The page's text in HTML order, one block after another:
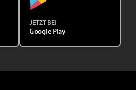
JETZT BEI
Google Play